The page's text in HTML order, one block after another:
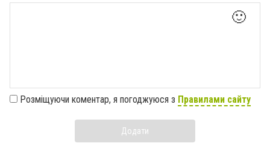
🙂
Розміщуючи коментар, я погоджуюся з Правилами сайту
Додати